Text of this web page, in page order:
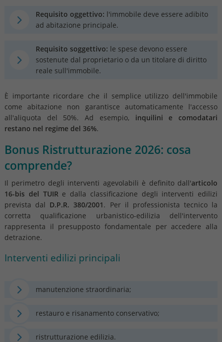
Requisito oggettivo: l'immobile deve essere adibito
ad abitazione principale.
Requisito soggettivo: le spese devono essere
sostenute dal proprietario o da un titolare di diritto
reale sull'immobile.
È importante ricordare che il semplice utilizzo dell'immobile
come abitazione non garantisce automaticamente l'accesso
all'aliquota del 50%. Ad esempio, inquilini e comodatari
restano nel regime del 36%.
Bonus Ristrutturazione 2026: cosa
comprende?
Il perimetro degli interventi agevolabili è definito dall'articolo
16-bis del TUIRe dalla classificazione degli interventi edilizi
prevista dal D.P.R. 380/2001. Per il professionista tecnico la
corretta qualificazione urbanistico-edilizia dell'intervento
rappresenta il presupposto fondamentale per accedere alla
detrazione.
Interventi edilizi principali
manutenzione straordinaria;
restauro e risanamento conservativo;
ristrutturazione edilizia.